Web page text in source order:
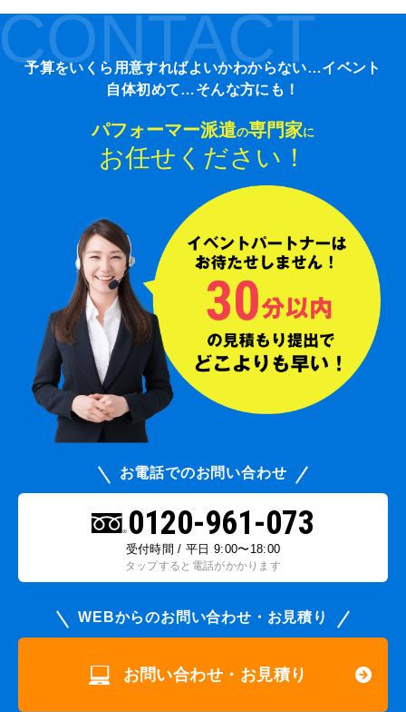
予算をいくら用意すればよいかわからない…イベント
自体初めて…そんな方にも！
パフォーマー派遣の専門家に
お任せください！
お電話でのお問い合わせ
0120-961-073
受付時間 / 平日 9:00〜18:00
タップすると電話がかかります
WEBからのお問い合わせ・お見積り
お問い合わせ・お見積り